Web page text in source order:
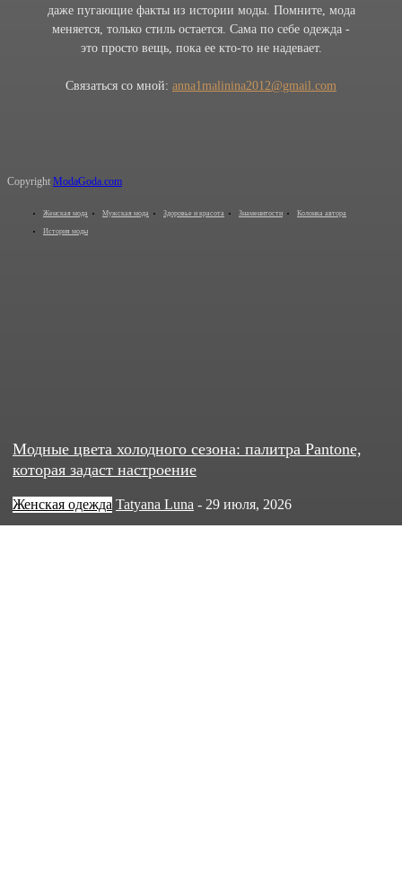
Модные цвета холодного сезона: палитра Pantone,
которая задаст настроение
Женская одежда Tatyana Luna - 29 июля, 2026
даже пугающие факты из истории моды. Помните, мода
меняется, только стиль остается. Сама по себе одежда -
это просто вещь, пока ее кто-то не надевает.
Связаться со мной: anna1malinina2012@gmail.com
Copyright ModaGoda.com
Женская мода Мужская мода Здоровье и красота Знаменитости Колонка автора
История моды